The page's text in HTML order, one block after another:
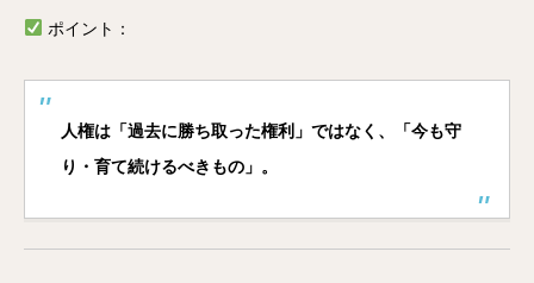
ポイント：
人権は「過去に勝ち取った権利」ではなく、「今も守
り・育て続けるべきもの」。